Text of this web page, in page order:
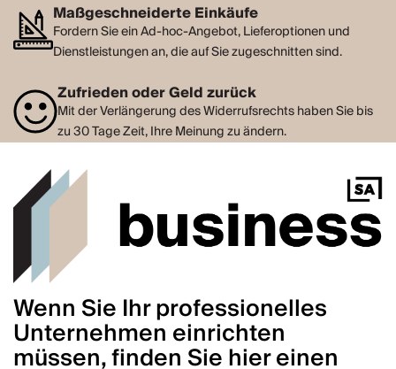
Maßgeschneiderte Einkäufe
Fordern Sie ein Ad-hoc-Angebot, Lieferoptionen und
Dienstleistungen an, die auf Sie zugeschnitten sind.
Zufrieden oder Geld zurück
Mit der Verlängerung des Widerrufsrechts haben Sie bis
zu 30 Tage Zeit, Ihre Meinung zu ändern.
Wenn Sie Ihr professionelles
Unternehmen einrichten
müssen, finden Sie hier einen